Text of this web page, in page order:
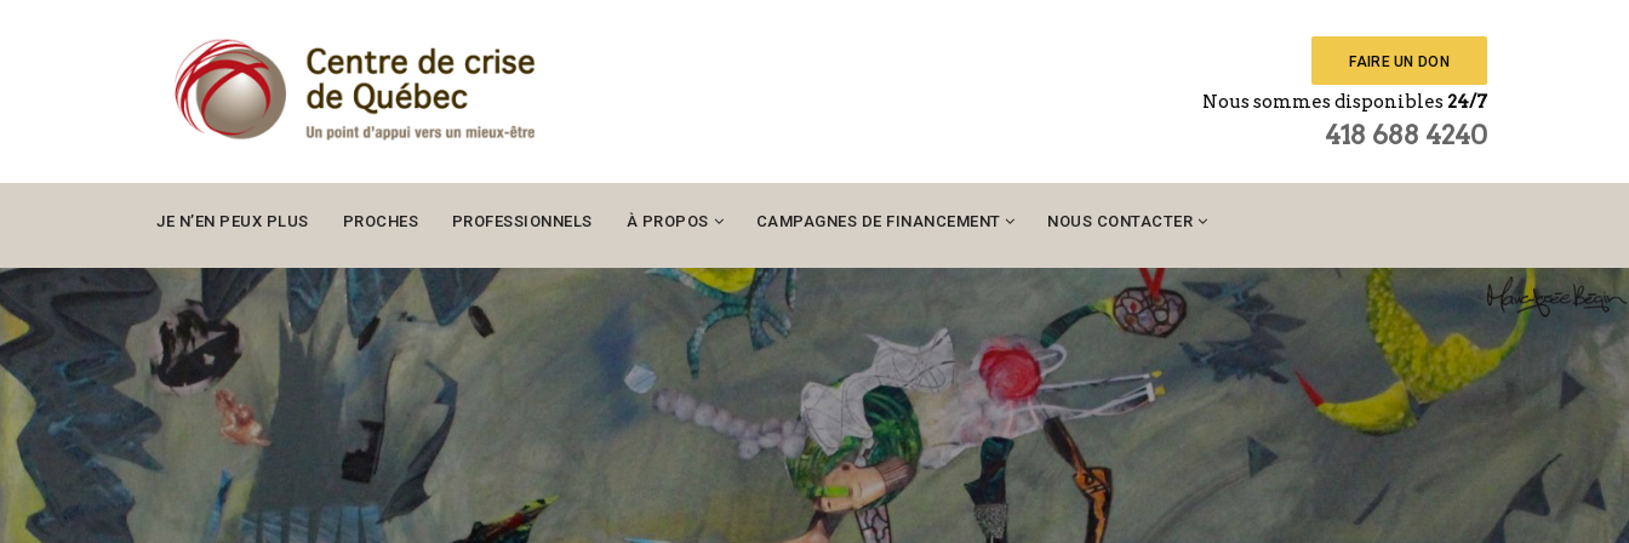
FAIRE UN DON
Nous sommes disponibles 24/7
418 688 4240
JE N’EN PEUX PLUS PROCHES PROFESSIONNELS À PROPOS CAMPAGNES DE FINANCEMENT NOUS CONTACTER